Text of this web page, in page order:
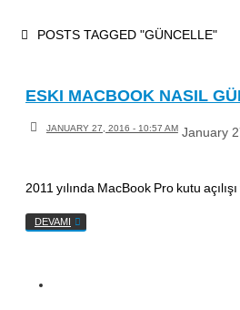
HOMEPOSTS TAGGED "GÜNCELLE"
ESKI MACBOOK NASIL
JANUARY 27, 2016 - 10:57 AM January
2011 yılında MacBook Pro kutu
DEVAMI